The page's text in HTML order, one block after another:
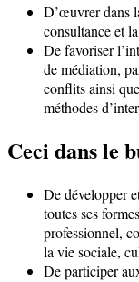
D’œuvrer dans
consultance et
De favoriser
de médiation,
conflits ainsi
méthodes
Ceci dans le
De développer
toutes ses
professionnel,
la vie sociale,
De participer